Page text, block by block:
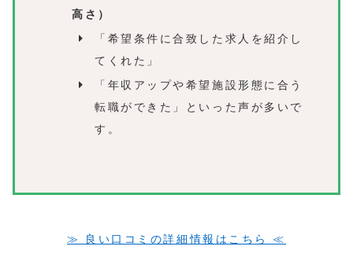
高さ）
「希望条件に合致した求人を紹介し
てくれた」
「年収アップや希望施設形態に合う
転職ができた」といった声が多いで
す。
≫ 良い口コミの詳細情報はこちら ≪